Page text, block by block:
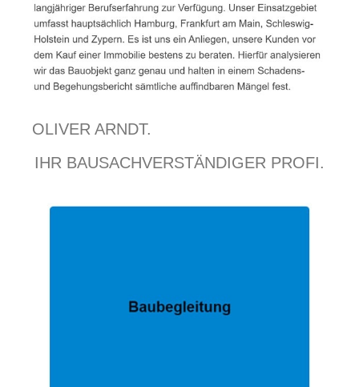
OLIVER ARNDT.
IHR BAUSACHVERSTÄNDIGER PROFI.